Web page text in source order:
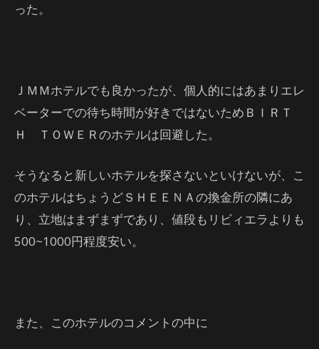
った。
ＪＭＭホテルでも良かったが、個人的にはあまりエレ
ベーターでの待ち時間が好きではないためＢＩＲＴ
Ｈ ＴＯＷＥＲのホテルは回避した。
そうなると新しいホテルを探さないといけないが、こ
のホテルはちょうどＳＨＥＥＮＡの換金所の隣にあ
り、立地はまずまずであり、値段もリビィエラよりも
500~1000円程度安い。
また、このホテルのコメントの中に